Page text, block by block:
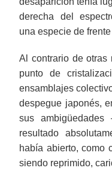
derecha del
una especie de
Al contrario de otras
punto de
ensamblajes
despegue japonés,
sus ambigüedades
resultado
había abierto, como
siendo reprimido,